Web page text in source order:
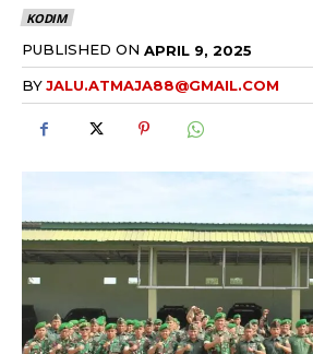
KODIM
PUBLISHED ON APRIL 9, 2025
BYJALU.ATMAJA88@GMAIL.COM